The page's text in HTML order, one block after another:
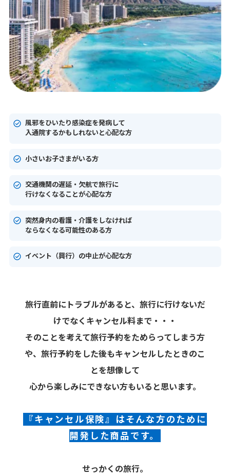
風邪をひいたり感染症を発病して
入通院するかもしれないと心配な方
小さいお子さまがいる方
交通機関の遅延・欠航で旅行に
行けなくなることが心配な方
突然身内の看護・介護をしなければ
ならなくなる可能性のある方
イベント（興行）の中止が心配な方
旅行直前にトラブルがあると、旅行に行けないだ
けでなくキャンセル料まで・・・
そのことを考えて旅行予約をためらってしまう方
や、旅行予約をした後もキャンセルしたときのこ
とを想像して
心から楽しみにできない方もいると思います。
『キャンセル保険』はそんな方のために
開発した商品です。
せっかくの旅行。